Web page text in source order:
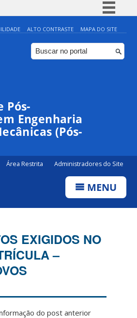
Simplifique!
Comunica BR
Participe
ALTO CONTRASTE MAPA DO SITE
Pós-
Engenharia
(Pós-
Área Restrita Administradores do Site
MENU
EXIGIDOS NO
–
do post anterior